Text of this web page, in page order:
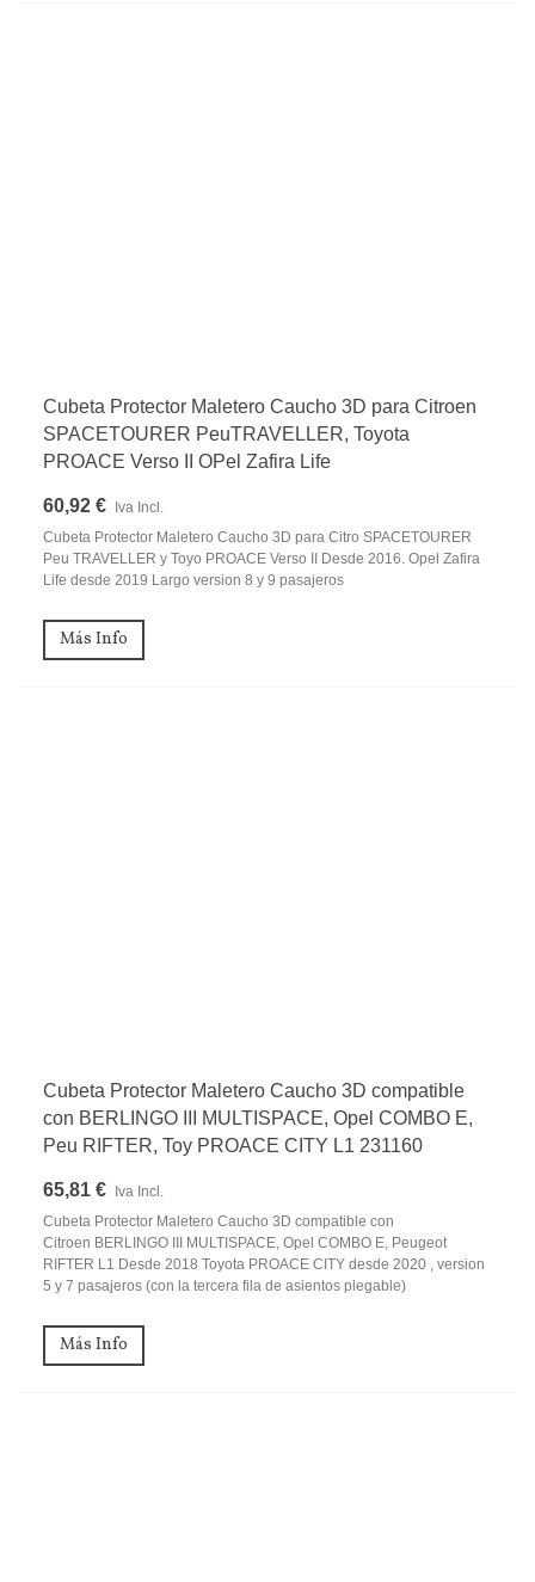
Cubeta Protector Maletero Caucho 3D para Citroen
SPACETOURER PeuTRAVELLER, Toyota
PROACE Verso II OPel Zafira Life
60,92 €
Iva Incl.
Cubeta Protector Maletero Caucho 3D para Citro SPACETOURER
Peu TRAVELLER y Toyo PROACE Verso II Desde 2016. Opel Zafira
Life desde 2019 Largo version 8 y 9 pasajeros
Más Info
Cubeta Protector Maletero Caucho 3D compatible
con BERLINGO III MULTISPACE, Opel COMBO E,
Peu RIFTER, Toy PROACE CITY L1 231160
65,81 €
Iva Incl.
Cubeta Protector Maletero Caucho 3D compatible con
Citroen BERLINGO III MULTISPACE, Opel COMBO E, Peugeot
RIFTER L1 Desde 2018 Toyota PROACE CITY desde 2020 , version
5 y 7 pasajeros (con la tercera fila de asientos plegable)
Más Info